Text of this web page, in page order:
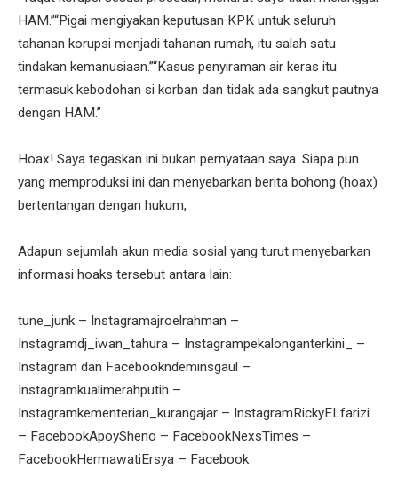
HAM.”“Pigai mengiyakan keputusan KPK untuk seluruh
tahanan korupsi menjadi tahanan rumah, itu salah satu
tindakan kemanusiaan.”“Kasus penyiraman air keras itu
termasuk kebodohan si korban dan tidak ada sangkut pautnya
dengan HAM.”
Hoax! Saya tegaskan ini bukan pernyataan saya. Siapa pun
yang memproduksi ini dan menyebarkan berita bohong (hoax)
bertentangan dengan hukum,
Adapun sejumlah akun media sosial yang turut menyebarkan
informasi hoaks tersebut antara lain:
tune_junk – Instagramajroelrahman –
Instagramdj_iwan_tahura – Instagrampekalonganterkini_ –
Instagram dan Facebookndeminsgaul –
Instagramkualimerahputih –
Instagramkementerian_kurangajar – InstagramRickyELfarizi
– FacebookApoySheno – FacebookNexsTimes –
FacebookHermawatiErsya – Facebook